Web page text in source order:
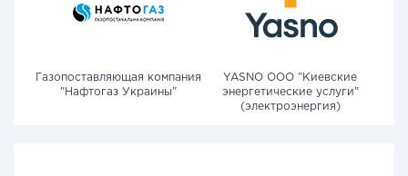
Газопоставляющая компания
"Нафтогаз Украины"
YASNO OOO "Киевские
энергетические услуги"
(электроэнергия)